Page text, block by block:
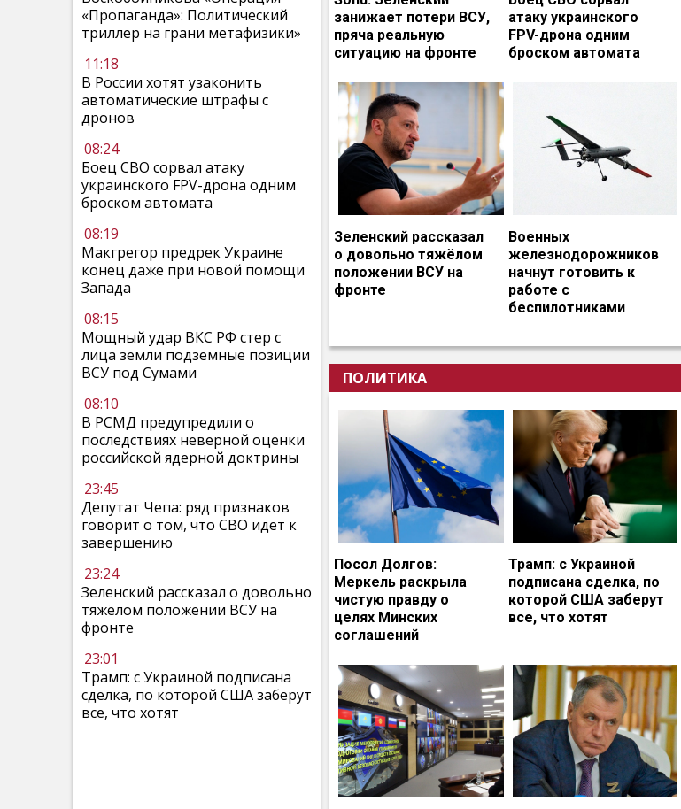
«Пропаганда»: Политический
триллер на грани метафизики»
11:18
В России хотят узаконить
автоматические штрафы с
дронов
08:24
Боец СВО сорвал атаку
украинского FPV-дрона одним
броском автомата
08:19
Макгрегор предрек Украине
конец даже при новой помощи
Запада
08:15
Мощный удар ВКС РФ стер с
лица земли подземные позиции
ВСУ под Сумами
08:10
В РСМД предупредили о
последствиях неверной оценки
российской ядерной доктрины
23:45
Депутат Чепа: ряд признаков
говорит о том, что СВО идет к
завершению
23:24
Зеленский рассказал о довольно
тяжёлом положении ВСУ на
фронте
23:01
Трамп: с Украиной подписана
сделка, по которой США заберут
все, что хотят
занижает потери ВСУ,
пряча реальную
ситуацию на фронте
атаку украинского
FPV-дрона одним
броском автомата
Зеленский рассказал
о довольно тяжёлом
положении ВСУ на
фронте
Военных
железнодорожников
начнут готовить к
работе с
беспилотниками
ПОЛИТИКА
Посол Долгов:
Меркель раскрыла
чистую правду о
целях Минских
соглашений
Трамп: с Украиной
подписана сделка, по
которой США заберут
все, что хотят